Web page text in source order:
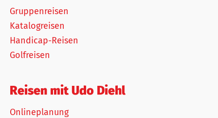
Gruppenreisen
Katalogreisen
Handicap-Reisen
Golfreisen
Reisen mit Udo Diehl
Onlineplanung